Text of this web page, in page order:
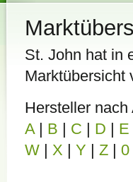
St. John hat in
Marktübersicht
Hersteller
A | B | C | D | E
W | X | Y | Z | 0